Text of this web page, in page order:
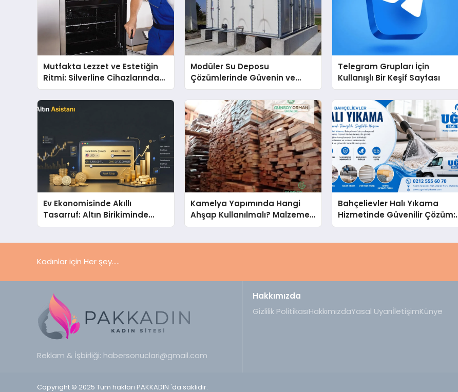
Mutfakta Lezzet ve Estetiğin
Ritmi: Silverline Cihazlarında
Dürüst Teknik Destek
Deneyimi
Modüler Su Deposu
Çözümlerinde Güvenin ve
Kalitenin Adresi
Telegram Grupları İçin
Kullanışlı Bir Keşif Sayfası
Ev Ekonomisinde Akıllı
Tasarruf: Altın Birikiminde
Pratik ve Güvenli Yöntemler
Kamelya Yapımında Hangi
Ahşap Kullanılmalı? Malzeme
Seçim Rehberi
Bahçelievler Halı Yıkama
Hizmetinde Güvenilir Çözüm:
Uğur Halı Yıkama
Kadınlar için Her şey.....
Reklam & İşbirliği: habersonuclari@gmail.com
Hakkımızda
Gizlilik PolitikasıHakkımızdaYasal UyarıİletişimKünye
Copyright © 2025 Tüm hakları PAKKADIN 'da saklıdır.